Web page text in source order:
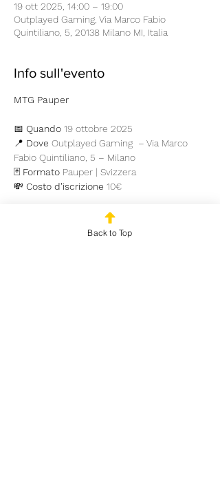
19 ott 2025, 14:00 – 19:00
Outplayed Gaming, Via Marco Fabio
Quintiliano, 5, 20138 Milano MI, Italia
Info sull'evento
MTG Pauper
📅 Quando 19 ottobre 2025
📍 Dove Outplayed Gaming  – Via Marco
Fabio Quintiliano, 5 – Milano
🃏 Formato Pauper | Svizzera
💸 Costo d'iscrizione 10€
Back to Top